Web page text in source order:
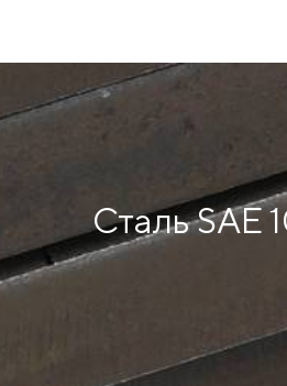
Сталь SAE